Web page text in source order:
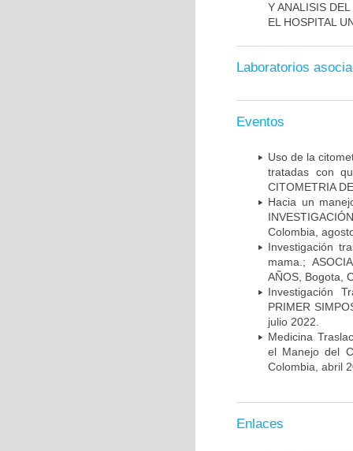
Y ANALISIS
EL HOSPITAL
Laboratorios
Eventos
Uso de la
tratadas con
CITOMETRIA
Hacia un
Colombia,
Investigación
mama.;
AÑOS, Bogota,
Investigación
PRIMER
julio 2022.
Medicina
el Manejo del
Colombia, abril
Enlaces